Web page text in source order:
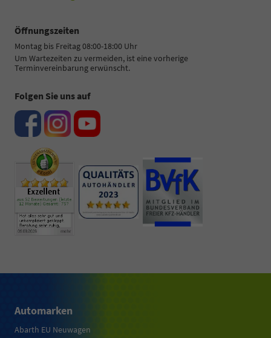
Öffnungszeiten
Montag bis Freitag 08:00-18:00 Uhr
Um Wartezeiten zu vermeiden, ist eine vorherige
Terminvereinbarung erwünscht.
Folgen Sie uns auf
Automarken
Abarth EU Neuwagen